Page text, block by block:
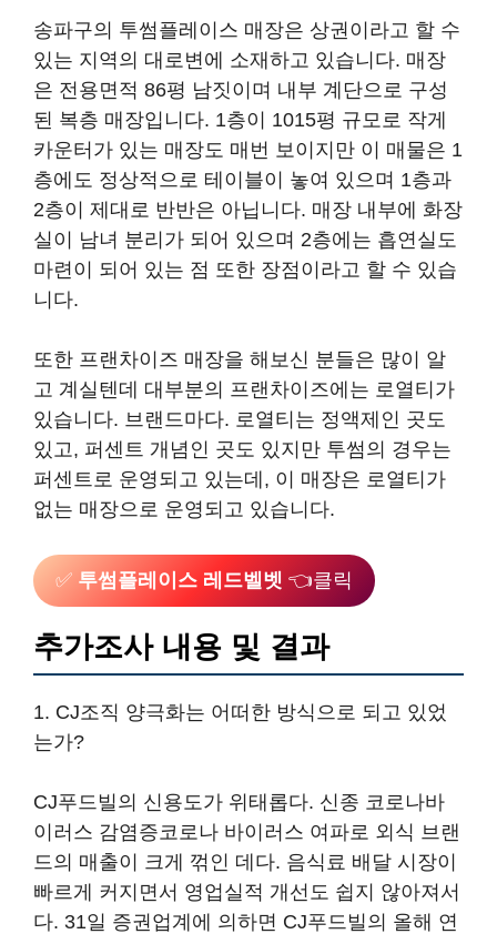
송파구의 투썸플레이스 매장은 상권이라고 할 수
있는 지역의 대로변에 소재하고 있습니다. 매장
은 전용면적 86평 남짓이며 내부 계단으로 구성
된 복층 매장입니다. 1층이 1015평 규모로 작게
카운터가 있는 매장도 매번 보이지만 이 매물은 1
층에도 정상적으로 테이블이 놓여 있으며 1층과
2층이 제대로 반반은 아닙니다. 매장 내부에 화장
실이 남녀 분리가 되어 있으며 2층에는 흡연실도
마련이 되어 있는 점 또한 장점이라고 할 수 있습
니다.
또한 프랜차이즈 매장을 해보신 분들은 많이 알
고 계실텐데 대부분의 프랜차이즈에는 로열티가
있습니다. 브랜드마다. 로열티는 정액제인 곳도
있고, 퍼센트 개념인 곳도 있지만 투썸의 경우는
퍼센트로 운영되고 있는데, 이 매장은 로열티가
없는 매장으로 운영되고 있습니다.
✅ 투썸플레이스 레드벨벳 👈클릭
추가조사 내용 및 결과
1. CJ조직 양극화는 어떠한 방식으로 되고 있었
는가?
CJ푸드빌의 신용도가 위태롭다. 신종 코로나바
이러스 감염증코로나 바이러스 여파로 외식 브랜
드의 매출이 크게 꺾인 데다. 음식료 배달 시장이
빠르게 커지면서 영업실적 개선도 쉽지 않아져서
다. 31일 증권업계에 의하면 CJ푸드빌의 올해 연